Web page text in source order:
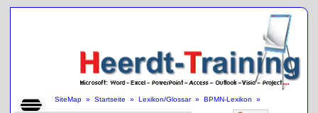
SiteMap »Startseite »Lexikon/Glossar»BPMN-Lexikon »